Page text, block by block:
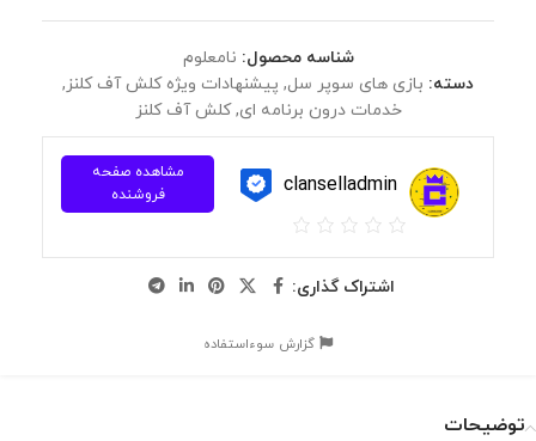
شناسه محصول: نامعلوم
دسته: بازی های سوپر سل, پیشنهادات ویژه کلش آف کلنز,
خدمات درون برنامه ای, کلش آف کلنز
clanselladmin
مشاهده صفحه
فروشنده
اشتراک گذاری:
گزارش سوءاستفاده
توضیحات